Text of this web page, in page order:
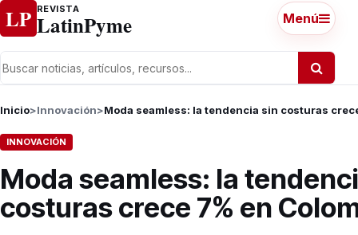
Ir al contenido
LP REVISTA
LatinPyme Menú
Inicio>Innovación>Moda seamless: la tendencia sin costuras
INNOVACIÓN
Moda seamless: la
costuras crece 7% en